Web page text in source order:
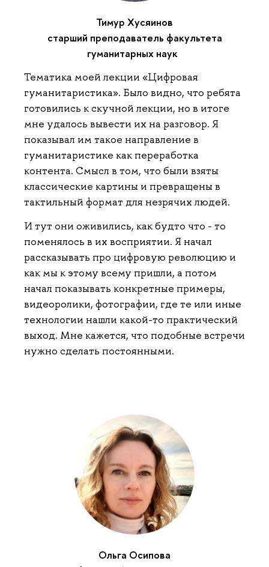
Тимур Хусяинов
старший преподаватель факультета
гуманитарных наук
Тематика моей лекции «Цифровая
гуманитаристика». Было видно, что ребята
готовились к скучной лекции, но в итоге
мне удалось вывести их на разговор. Я
показывал им такое направление в
гуманитаристике как переработка
контента. Смысл в том, что были взяты
классические картины и превращены в
тактильный формат для незрячих людей.
И тут они оживились, как будто что - то
поменялось в их восприятии. Я начал
рассказывать про цифровую революцию и
как мы к этому всему пришли, а потом
начал показывать конкретные примеры,
видеоролики, фотографии, где те или иные
технологии нашли какой-то практический
выход. Мне кажется, что подобные встречи
нужно сделать постоянными.
Ольга Осипова